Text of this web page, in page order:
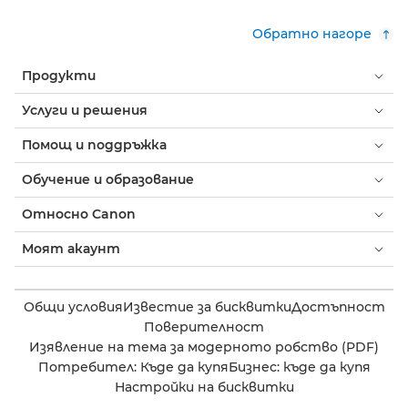
Обратно нагоре
Продукти
Услуги и решения
Помощ и поддръжка
Обучение и образование
Относно Canon
Моят акаунт
Общи условияИзвестие за бисквиткиДостъпност
Поверителност
Изявление на тема за модерното робство (PDF)
Потребител: Къде да купяБизнес: къде да купя
Настройки на бисквитки